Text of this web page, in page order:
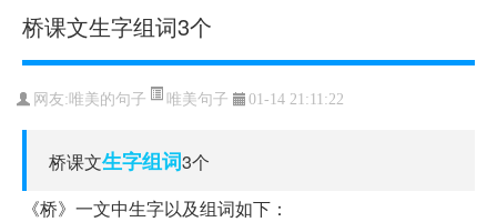
桥课文生字组词3个
网友: 唯美的句子 唯美句子 01-14 21:11:22
桥课文生字组词3个
《桥》一文中生字以及组词如下：